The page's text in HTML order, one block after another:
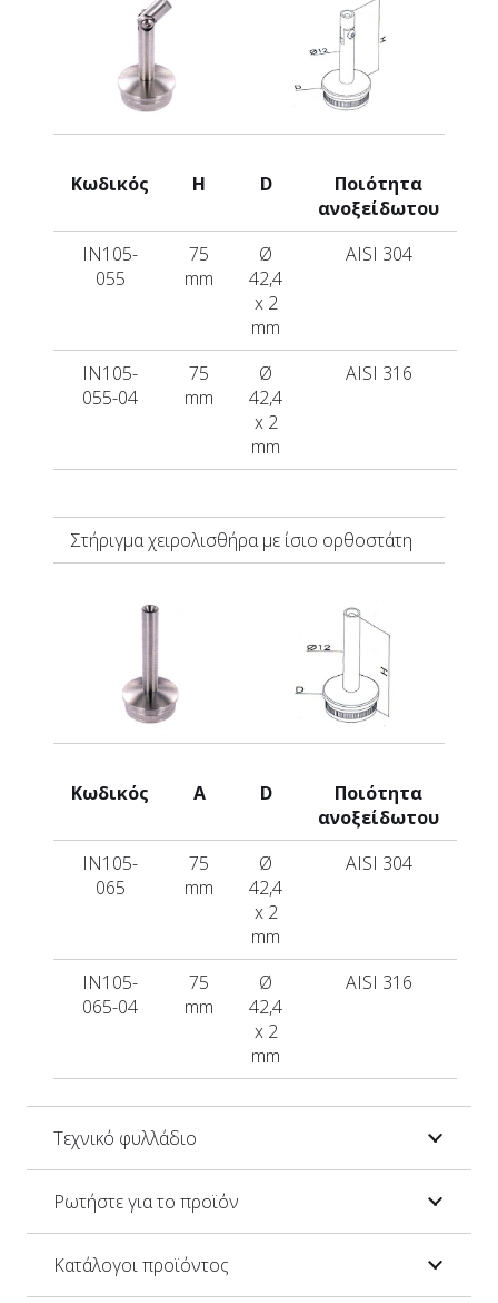
Κωδικός Η D
Ποιότητα
ανοξείδωτου
IN105-
055
75
mm
Ø
42,4
x 2
mm
AISI 304
IN105-
055-04
75
mm
Ø
42,4
x 2
mm
AISI 316
Στήριγμα χειρολισθήρα με ίσιο ορθοστάτη
Κωδικός A D
Ποιότητα
ανοξείδωτου
IN105-
065
75
mm
Ø
42,4
x 2
mm
AISI 304
IN105-
065-04
75
mm
Ø
42,4
x 2
mm
AISI 316
Τεχνικό φυλλάδιο
Ρωτήστε για το προϊόν
Κατάλογοι προϊόντος